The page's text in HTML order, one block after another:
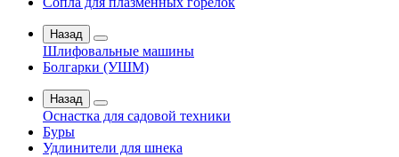
Назад
Шлифовальные машины
Болгарки (УШМ)
Назад
Оснастка для садовой техники
Буры
Удлинители для шнека